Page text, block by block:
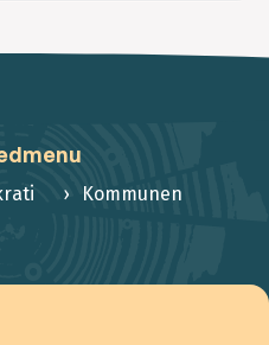
Kommunen